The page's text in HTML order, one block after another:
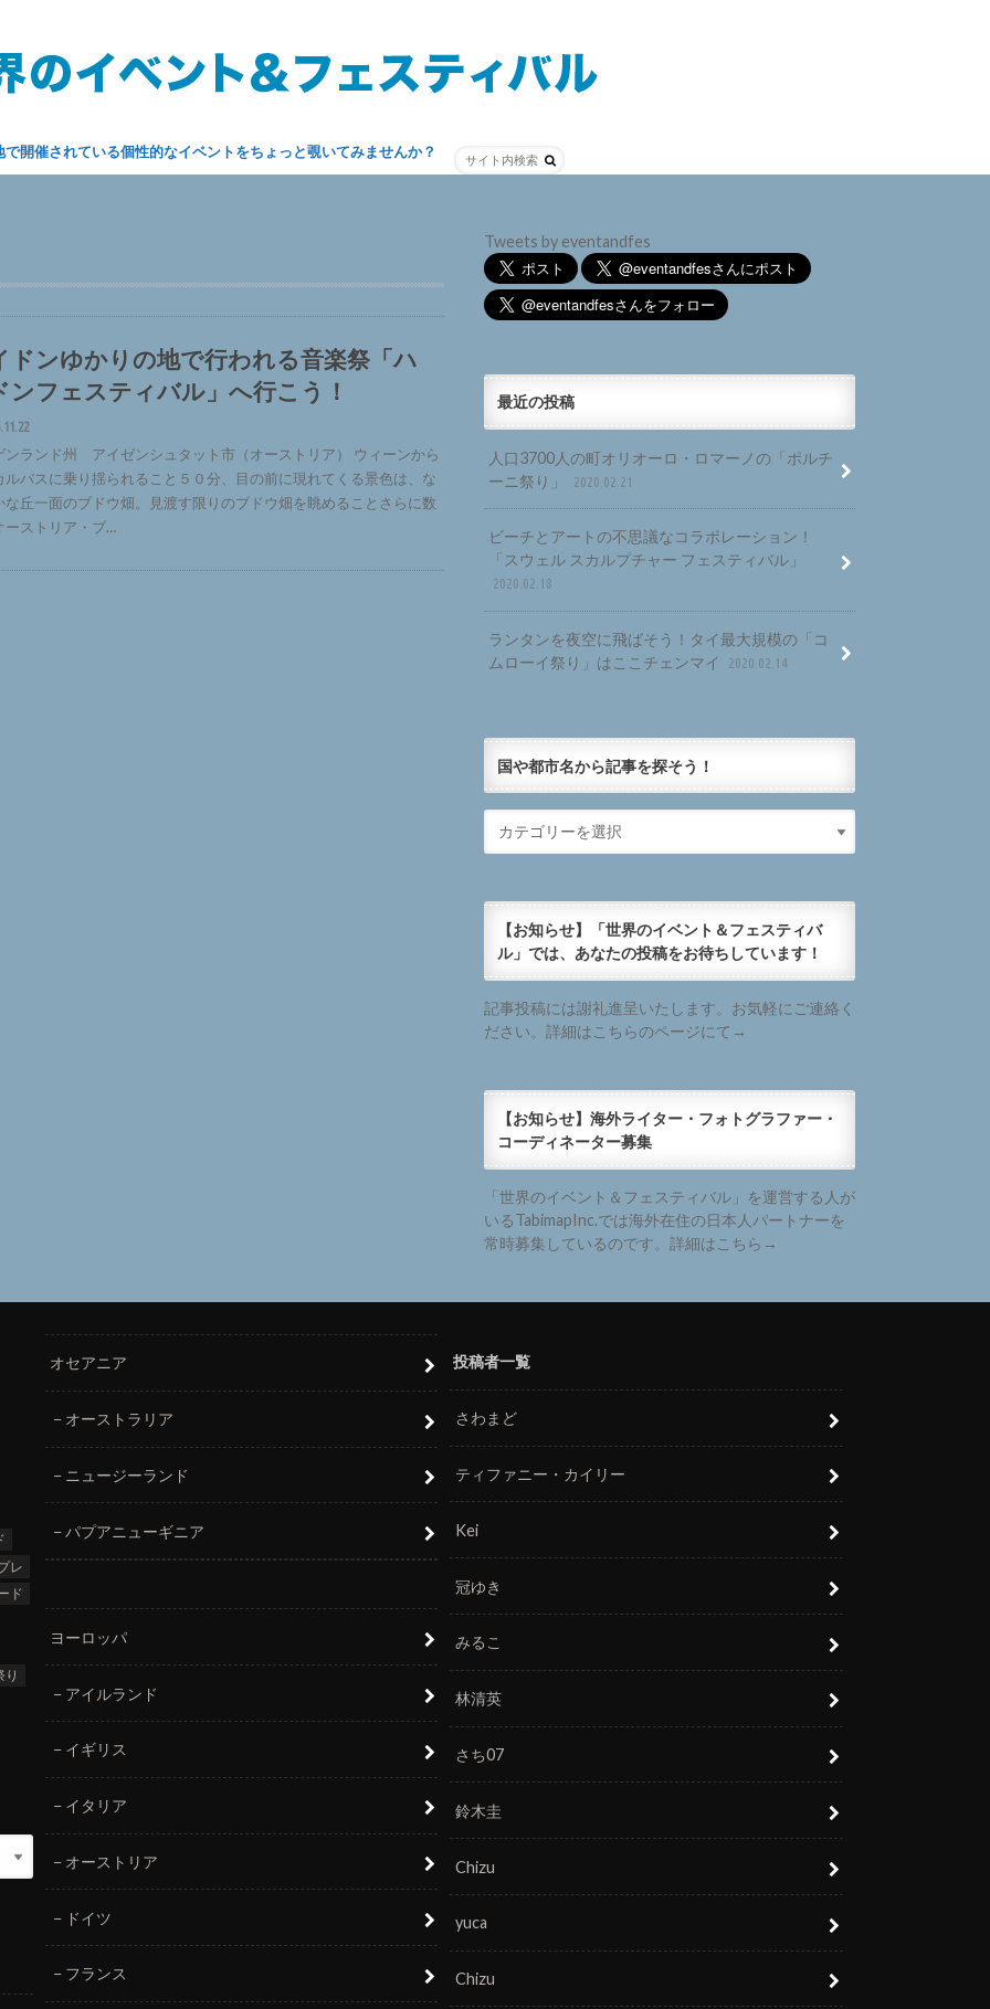
で開催されている個性的なイベントをちょっと覗いてみませんか？
ドンゆかりの地で行われる音楽祭「ハ
ンフェスティバル」へ行こう！
ンランド州 アイゼンシュタット市（オーストリア） ウィーンから
ルバスに乗り揺られること５０分、目の前に現れてくる景色は、な
な丘一面のブドウ畑。見渡す限りのブドウ畑を眺めることさらに数
ーストリア・ブ…
Tweets by eventandfes
最近の投稿
人口3700人の町オリオーロ・ロマーノの「ポルチ
ーニ祭り」
2020.02.21
ビーチとアートの不思議なコラボレーション！
「スウェル スカルプチャー フェスティバル」
2020.02.18
ランタンを夜空に飛ばそう！タイ最大規模の「コ
ムローイ祭り」はここチェンマイ
2020.02.14
国や都市名から記事を探そう！
【お知らせ】「世界のイベント＆フェスティバ
ル」では、あなたの投稿をお待ちしています！
記事投稿には謝礼進呈いたします。お気軽にご連絡く
ださい。詳細はこちらのページにて→
【お知らせ】海外ライター・フォトグラファー・
コーディネーター募集
「世界のイベント＆フェスティバル」を運営する人が
いるTabimapInc.では海外在住の日本人パートナーを
常時募集しているのです。詳細はこちら→
レ
ド
り
オセアニア
オーストラリア
ニュージーランド
パプアニューギニア
ヨーロッパ
アイルランド
イギリス
イタリア
オーストリア
ドイツ
フランス
投稿者一覧
さわまど
ティファニー・カイリー
Kei
冠ゆき
みるこ
林清英
さち07
鈴木圭
Chizu
yuca
Chizu